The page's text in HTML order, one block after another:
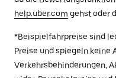
help.uber.com gehst oder
*Beispielfahrpreise sind
Preise und spiegeln keine
Verkehrsbehinderungen,